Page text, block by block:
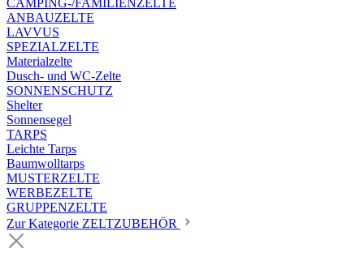
CAMPING-/FAMILIENZELTE
ANBAUZELTE
LAVVUS
SPEZIALZELTE
Materialzelte
Dusch- und WC-Zelte
SONNENSCHUTZ
Shelter
Sonnensegel
TARPS
Leichte Tarps
Baumwolltarps
MUSTERZELTE
WERBEZELTE
GRUPPENZELTE
Zur Kategorie ZELTZUBEHÖR